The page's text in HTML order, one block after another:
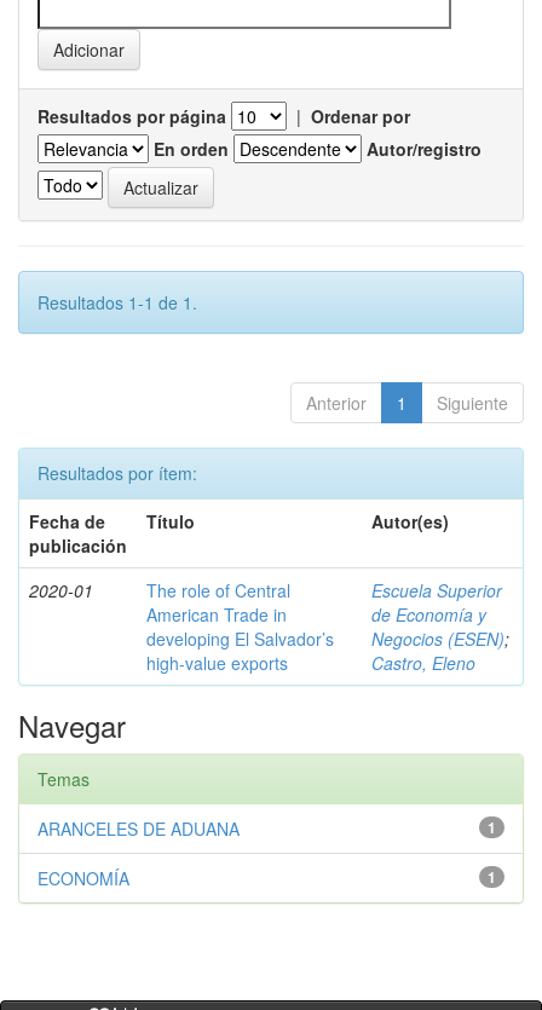
Resultados por página | Ordenar por
En orden
Autor/registro
Resultados 1-1 de 1.
Anterior 1 Siguiente
Resultados por ítem:
Fecha de
publicación
Título Autor(es)
2020-01
The role of Central
American Trade in
developing El Salvador’s
high-value exports
Escuela Superior
de Economía y
Negocios (ESEN);
Castro, Eleno
Navegar
Temas
1
ARANCELES DE ADUANA
1
ECONOMÍA